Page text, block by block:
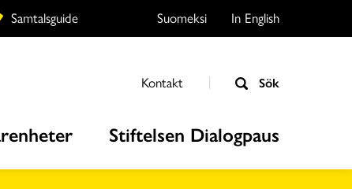
Samtalsguide Suomeksi In English
Kontakt Sök
Stiftelsen Dialogpaus